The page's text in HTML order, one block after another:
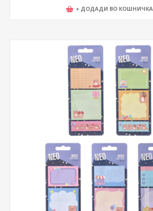
+ ДОДАДИ ВО КОШНИЧКА